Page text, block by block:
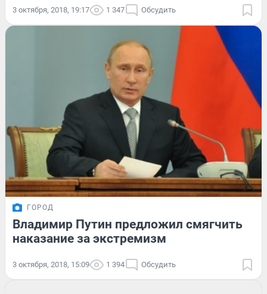
3 октября, 2018, 19:17 1 347 Обсудить
ГОРОД
Владимир Путин предложил смягчить
наказание за экстремизм
3 октября, 2018, 15:09 1 394 Обсудить